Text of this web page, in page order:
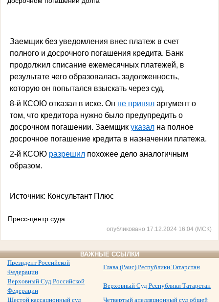
Заемщик без уведомления внес платеж в счет
полного и досрочного погашения кредита. Банк
продолжил списание ежемесячных платежей, в
результате чего образовалась задолженность,
которую он попытался взыскать через суд.
8-й КСОЮ отказал в иске. Он не приняларгумент о
том, что кредитора нужно было предупредить о
досрочном погашении. Заемщик указална полное
досрочное погашение кредита в назначении платежа.
2-й КСОЮ разрешилпохожее дело аналогичным
образом.
Источник: Консультант Плюс
Пресс-центр суда
опубликовано 17.12.2024 16:04 (МСК)
ВАЖНЫЕ ССЫЛКИ
Президент Российской
Федерации
Глава (Раис) Республики Татарстан
Верховный Суд Российской
Федерации
Верховный Суд Республики Татарстан
Шестой кассационный суд
Четвертый апелляционный суд общей